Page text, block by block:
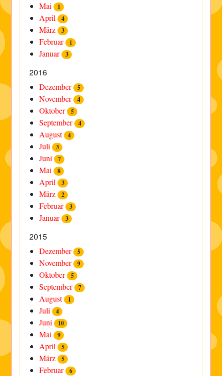
Mai 1
April 4
März 3
Februar 1
Januar 3
2016
Dezember 5
November 4
Oktober 5
September 4
August 4
Juli 3
Juni 7
Mai 8
April 3
März 2
Februar 3
Januar 3
2015
Dezember 5
November 9
Oktober 5
September 7
August 1
Juli 4
Juni 10
Mai 9
April 5
März 5
Februar 6